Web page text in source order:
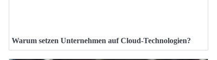
Warum setzen Unternehmen auf Cloud-Technologien?